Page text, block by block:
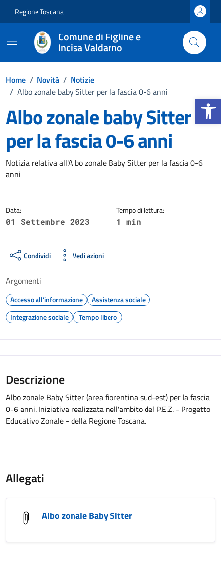
Apri la
Regione Toscana
Comune di Figline e
Incisa Valdarno
Home / Novità / Notizie
/ Albo zonale baby Sitter per la fascia 0-6 anni
Albo zonale baby Sitter
per la fascia 0-6 anni
Dettagli della notizia
Notizia relativa all'Albo zonale Baby Sitter per la fascia 0-6
anni
Data:
01 Settembre 2023
Tempo di lettura:
1 min
Condividi Vedi azioni
Argomenti
Accesso all'informazione
Assistenza sociale
Integrazione sociale
Tempo libero
Descrizione
Albo zonale Baby Sitter (area fiorentina sud-est) per la fascia
0-6 anni. Iniziativa realizzata nell'ambito del P.E.Z. - Progetto
Educativo Zonale - della Regione Toscana.
Allegati
Albo zonale Baby Sitter